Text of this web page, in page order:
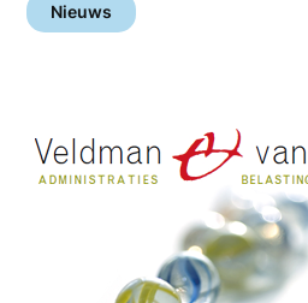
Nieuws